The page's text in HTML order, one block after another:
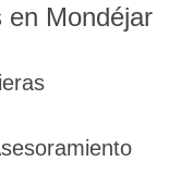
en Mondéjar